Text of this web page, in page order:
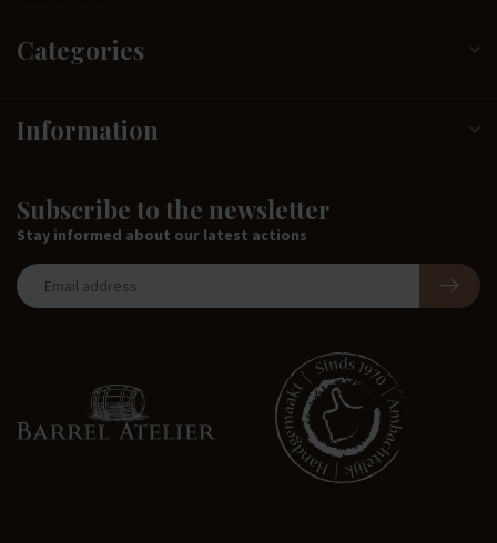
Categories
Information
Subscribe to the newsletter
Stay informed about our latest actions